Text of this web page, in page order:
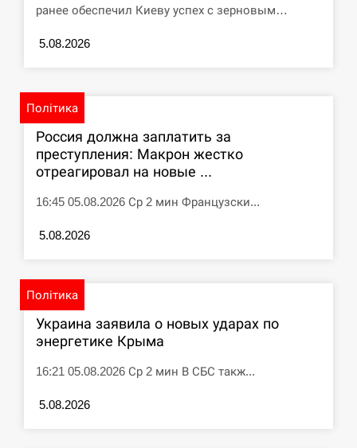
есть пострадавшие
ранее обеспечил Киеву успех с зерновым…
5.08.2026
Політика
Россия должна заплатить за
преступления: Макрон жестко
отреагировал на новые ...
16:45 05.08.2026 Ср 2 мин Французски...
5.08.2026
Політика
Украина заявила о новых ударах по
энергетике Крыма
16:21 05.08.2026 Ср 2 мин В СБС такж...
5.08.2026